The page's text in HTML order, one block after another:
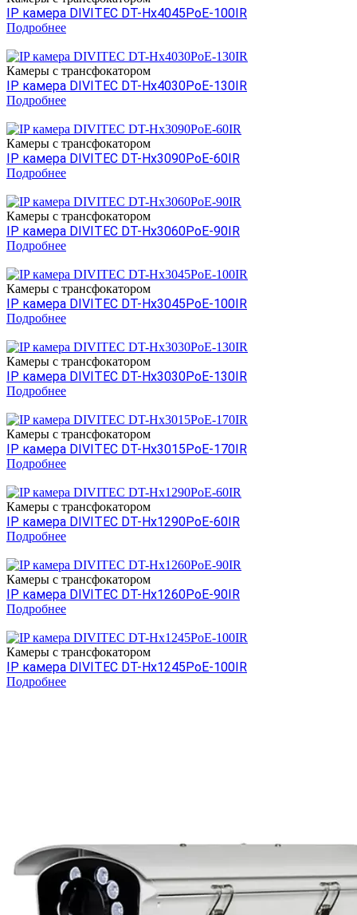
IP камера DIVITEC DT-Hх4045PoE-100IR
Подробнее
Камеры c трансфокатором
IP камера DIVITEC DT-Hх4030PoE-130IR
Подробнее
Камеры c трансфокатором
IP камера DIVITEC DT-Hх3090PoE-60IR
Подробнее
Камеры c трансфокатором
IP камера DIVITEC DT-Hх3060PoE-90IR
Подробнее
Камеры c трансфокатором
IP камера DIVITEC DT-Hх3045PoE-100IR
Подробнее
Камеры c трансфокатором
IP камера DIVITEC DT-Hх3030PoE-130IR
Подробнее
Камеры c трансфокатором
IP камера DIVITEC DT-Hх3015PoE-170IR
Подробнее
Камеры c трансфокатором
IP камера DIVITEC DT-Hх1290PoE-60IR
Подробнее
Камеры c трансфокатором
IP камера DIVITEC DT-Hх1260PoE-90IR
Подробнее
Камеры c трансфокатором
IP камера DIVITEC DT-Hх1245PoE-100IR
Подробнее